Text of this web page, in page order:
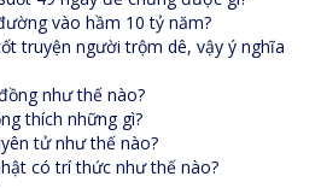
vào hầm 10 tỷ năm?
truyện người trộm dê, vậy ý nghĩa
như thế nào?
thích những gì?
tử như thế nào?
có trí thức như thế nào?